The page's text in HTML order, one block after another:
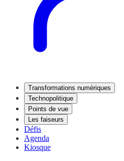
Transformations numériques
Technopolitique
Points de vue
Les faiseurs
Défis
Agenda
Kiosque